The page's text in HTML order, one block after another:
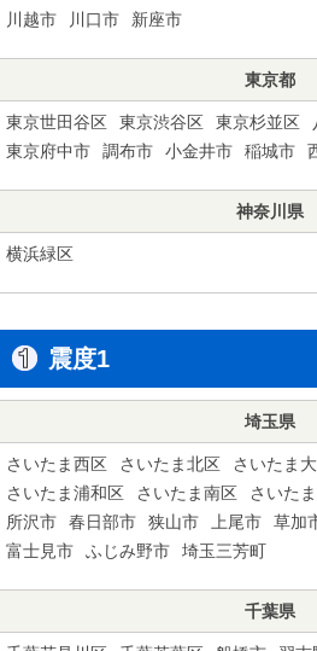
川越市 川口市 新座市
東京都
東京世田谷区 東京渋谷区 東京杉並区
東京府中市
調布市 小金井市 稲城市
神奈川県
横浜緑区
震度1
埼玉県
さいたま西区 さいたま北区 さいたま
さいたま浦和区
さいたま南区 さいた
所沢市
春日部市 狭山市 上尾市 草加
富士見市
ふじみ野市 埼玉三芳町
千葉県